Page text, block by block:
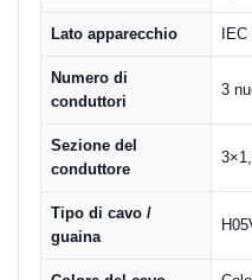
Lato apparecchio
Numero di
conduttori
3
Sezione del
conduttore
Tipo di cavo /
guaina